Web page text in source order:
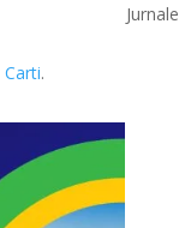
Jurnale
Carti.